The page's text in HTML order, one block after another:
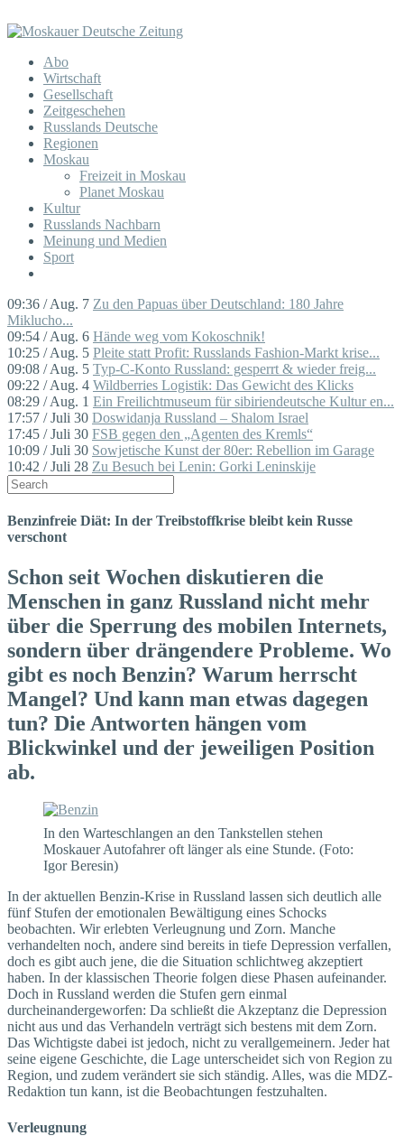
Abo
Wirtschaft
Gesellschaft
Zeitgeschehen
Russlands Deutsche
Regionen
Moskau
Freizeit in Moskau
Planet Moskau
Kultur
Russlands Nachbarn
Meinung und Medien
Sport
09:36 / Aug. 7 Zu den Papuas über Deutschland: 180 Jahre
Miklucho...
09:54 / Aug. 6 Hände weg vom Kokoschnik!
10:25 / Aug. 5 Pleite statt Profit: Russlands Fashion-Markt krise...
09:08 / Aug. 5 Typ-C-Konto Russland: gesperrt & wieder freig...
09:22 / Aug. 4 Wildberries Logistik: Das Gewicht des Klicks
08:29 / Aug. 1 Ein Freilichtmuseum für sibiriendeutsche Kultur en...
17:57 / Juli 30 Doswidanja Russland – Shalom Israel
17:45 / Juli 30 FSB gegen den „Agenten des Kremls“
10:09 / Juli 30 Sowjetische Kunst der 80er: Rebellion im Garage
10:42 / Juli 28 Zu Besuch bei Lenin: Gorki Leninskije
Benzinfreie Diät: In der Treibstoffkrise bleibt kein Russe
verschont
Schon seit Wochen diskutieren die
Menschen in ganz Russland nicht mehr
über die Sperrung des mobilen Internets,
sondern über drängendere Probleme. Wo
gibt es noch Benzin? Warum herrscht
Mangel? Und kann man etwas dagegen
tun? Die Antworten hängen vom
Blickwinkel und der jeweiligen Position
ab.
In den Warteschlangen an den Tankstellen stehen
Moskauer Autofahrer oft länger als eine Stunde. (Foto:
Igor Beresin)
In der aktuellen Benzin-Krise in Russland lassen sich deutlich alle
fünf Stufen der emotionalen Bewältigung eines Schocks
beobachten. Wir erlebten Verleugnung und Zorn. Manche
verhandelten noch, andere sind bereits in tiefe Depression verfallen,
doch es gibt auch jene, die die Situation schlichtweg akzeptiert
haben. In der klassischen Theorie folgen diese Phasen aufein­ander.
Doch in Russland werden die Stufen gern einmal
durcheinandergeworfen: Da schließt die Akzeptanz die Depression
nicht aus und das Verhandeln verträgt sich bestens mit dem Zorn.
Das Wichtigste dabei ist jedoch, nicht zu verallgemeinern. Jeder hat
seine eigene Geschichte, die Lage unterscheidet sich von Region zu
Region, und zudem verändert sie sich ständig. Alles, was die MDZ-
Redaktion tun kann, ist die Beobachtungen festzuhalten.
Verleugnung